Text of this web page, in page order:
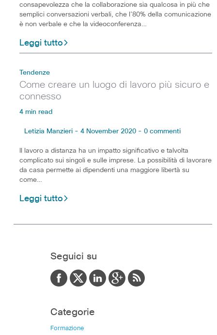
consapevolezza che la collaborazione sia qualcosa in più che
semplici conversazioni verbali, che l’80% della comunicazione
è non verbale e che la videoconferenza…
Leggi tutto
Tendenze
Come creare un luogo di lavoro più sicuro e
connesso
4 min read
Letizia Manzieri - 4 November 2020 - 0 commenti
Il lavoro a distanza ha un impatto significativo e talvolta
complicato sui singoli e sulle imprese. La possibilità di lavorare
da casa permette ai dipendenti una maggiore libertà su
come…
Leggi tutto
Seguici su
Categorie
Formazione